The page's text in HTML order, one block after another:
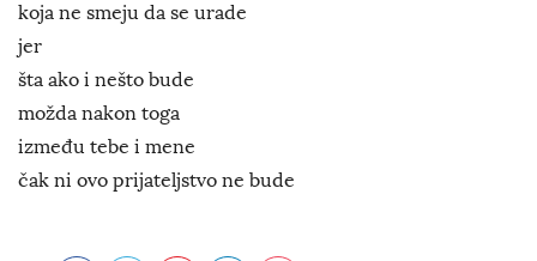
koja ne smeju da se urade
jer
šta ako i nešto bude
možda nakon toga
između tebe i mene
čak ni ovo prijateljstvo ne bude